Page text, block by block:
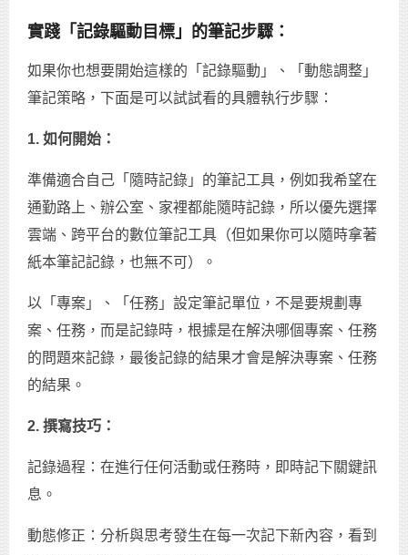
實踐「記錄驅動目標」的筆記步驟：
如果你也想要開始這樣的「記錄驅動」、「動態調整」
筆記策略，下面是可以試試看的具體執行步驟：
1. 如何開始：
準備適合自己「隨時記錄」的筆記工具，例如我希望在
通勤路上、辦公室、家裡都能隨時記錄，所以優先選擇
雲端、跨平台的數位筆記工具（但如果你可以隨時拿著
紙本筆記記錄，也無不可）。
以「專案」、「任務」設定筆記單位，不是要規劃專
案、任務，而是記錄時，根據是在解決哪個專案、任務
的問題來記錄，最後記錄的結果才會是解決專案、任務
的結果。
2. 撰寫技巧：
記錄過程：在進行任何活動或任務時，即時記下關鍵訊
息。
動態修正：分析與思考發生在每一次記下新內容，看到